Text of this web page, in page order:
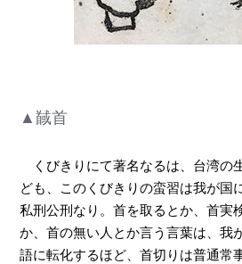
▲馘首
くびきりにて著名なるは、台湾の
ども、このくびきりの蛮習は我が国
私刑公刑なり。首を取るとか、首実
か、首の無い人とか言う言葉は、我
語に転化するほど、首切りは普通常